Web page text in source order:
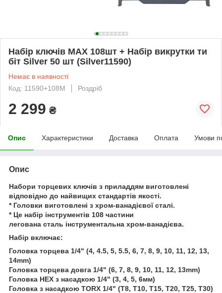
Набір ключів MAX 108шт + Набір викрутки ти
біт Silver 50 шт (Silver11590)
Немає в наявності
Код: 11590+108M
Роздріб
2 299 ₴
Опис Характеристики Доставка Оплата Умови
Опис
Набори торцевих ключів з приладдям виготовлені
відповідно до найвищих стандартів якості.
* Головки виготовлені з хром-ванадієвої сталі.
* Це набір інструментів 108 частини
легована сталь інструментальна хром-ванадієва.
Набір включає:
Головка торцева 1/4" (4, 4.5, 5, 5.5, 6, 7, 8, 9, 10, 11, 12, 13,
14mm)
Головка торцева довга 1/4" (6, 7, 8, 9, 10, 11, 12, 13mm)
Головка HEX з насадкою 1/4" (3, 4, 5, 6мм)
Головка з насадкою TORX 1/4" (T8, T10, T15, T20, T25, T30)